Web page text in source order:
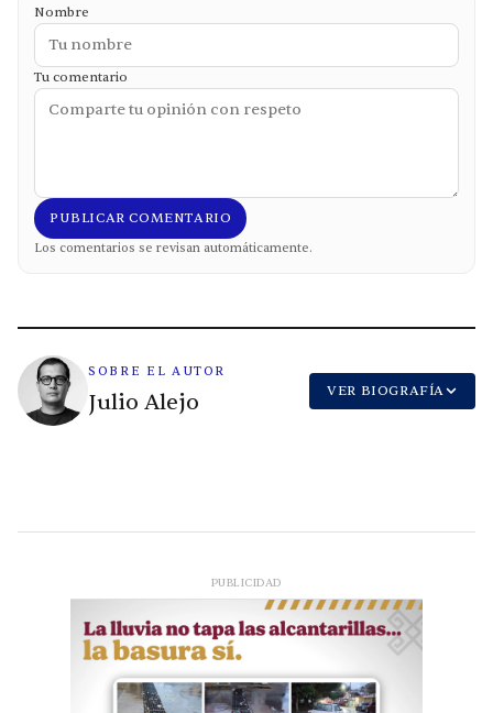
Nombre
Tu comentario
PUBLICAR COMENTARIO
Los comentarios se revisan automáticamente.
SOBRE EL AUTOR
Julio Alejo VER BIOGRAFÍA
PUBLICIDAD